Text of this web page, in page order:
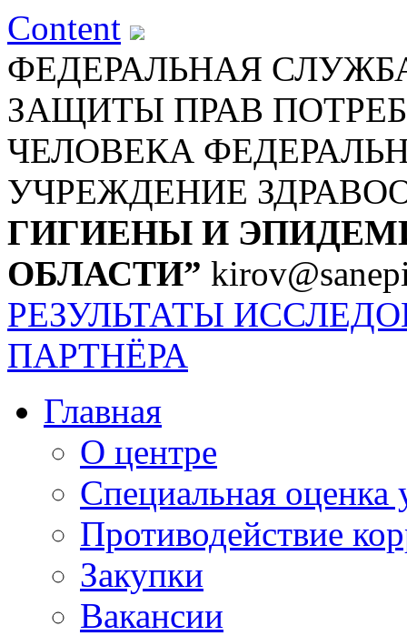
Content
ФЕДЕРАЛЬНАЯ
ЗАЩИТЫ ПРАВ
ЧЕЛОВЕКА
УЧРЕЖДЕНИЕ
ГИГИЕНЫ И
ОБЛАСТИ”
РЕЗУЛЬТАТЫ
ПАРТНЁРА
Главная
О центре
Специальная оценка
Противодействие
Закупки
Вакансии